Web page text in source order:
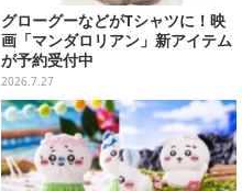
グローグーなどがTシャツに！映
画「マンダロリアン」新アイテム
が予約受付中
2026.7.27